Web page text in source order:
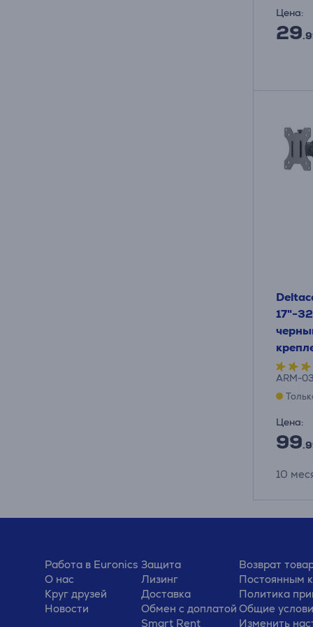
Цена:
29
17"-
ARM-
Цена:
99
10
Работа в Euronics
О нас
Круг друзей
Новости
Защита
Лизинг
Доставка
Обмен с доплатой
Smart Rent
Возврат
Постоянным
Политика
Общие
Изменить